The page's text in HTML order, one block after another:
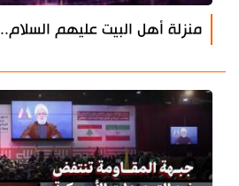
منزلة أهل البيت عليهم السلام..